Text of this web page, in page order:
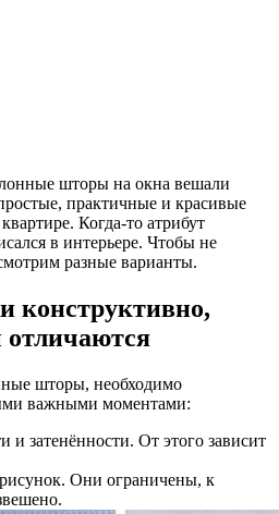
шторы на окна вешали
практичные и красивые
Когда-то атрибут
в интерьере. Чтобы не
разные варианты.
конструктивно,
шторы, необходимо
важными моментами:
и затенённости. От этого зависит
Они ограничены, к